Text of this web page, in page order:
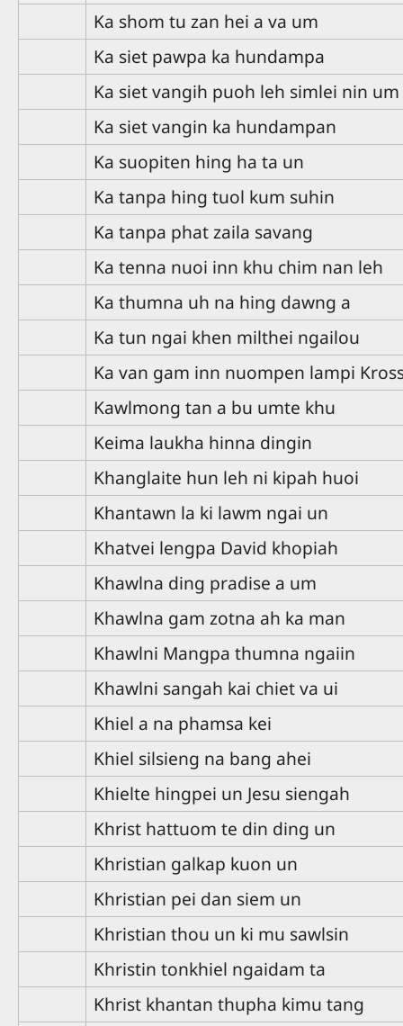
Ka shom tu zan hei a va um
Ka siet pawpa ka hundampa
Ka siet vangih puoh leh simlei nin um
Ka siet vangin ka hundampan
Ka suopiten hing ha ta un
Ka tanpa hing tuol kum suhin
Ka tanpa phat zaila savang
Ka tenna nuoi inn khu chim nan leh
Ka thumna uh na hing dawng a
Ka tun ngai khen milthei ngailou
Ka van gam inn nuompen lampi
Kawlmong tan a bu umte khu
Keima laukha hinna dingin
Khanglaite hun leh ni kipah huoi
Khantawn la ki lawm ngai un
Khatvei lengpa David khopiah
Khawlna ding pradise a um
Khawlna gam zotna ah ka man
Khawlni Mangpa thumna ngaiin
Khawlni sangah kai chiet va ui
Khiel a na phamsa kei
Khiel silsieng na bang ahei
Khielte hingpei un Jesu siengah
Khrist hattuom te din ding un
Khristian galkap kuon un
Khristian pei dan siem un
Khristian thou un ki mu sawlsin
Khristin tonkhiel ngaidam ta
Khrist khantan thupha kimu tang